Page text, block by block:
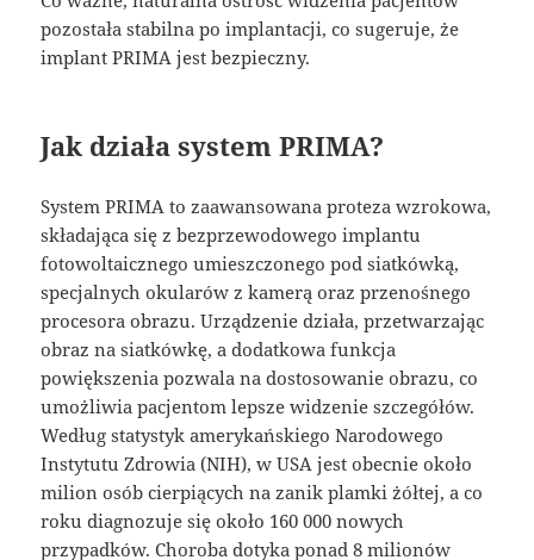
pozostała stabilna po implantacji, co sugeruje, że
implant PRIMA jest bezpieczny.
Jak działa system PRIMA?
System PRIMA to zaawansowana proteza wzrokowa,
składająca się z bezprzewodowego implantu
fotowoltaicznego umieszczonego pod siatkówką,
specjalnych okularów z kamerą oraz przenośnego
procesora obrazu. Urządzenie działa, przetwarzając
obraz na siatkówkę, a dodatkowa funkcja
powiększenia pozwala na dostosowanie obrazu, co
umożliwia pacjentom lepsze widzenie szczegółów.
Według statystyk amerykańskiego Narodowego
Instytutu Zdrowia (NIH), w USA jest obecnie około
milion osób cierpiących na zanik plamki żółtej, a co
roku diagnozuje się około 160 000 nowych
przypadków. Choroba dotyka ponad 8 milionów